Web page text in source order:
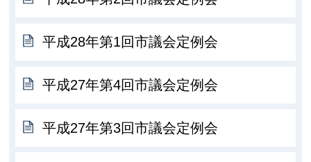
平成28年第1回市議会定例会
平成27年第4回市議会定例会
平成27年第3回市議会定例会